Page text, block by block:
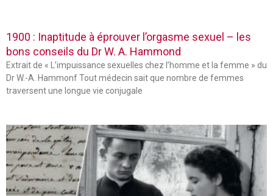
1900 : Inaptitude à éprouver l’orgasme sexuel – les
bons conseils du Dr W. A. Hammond
Extrait de « L’impuissance sexuelles chez l’homme et la femme » du
Dr W.-A. Hammonf Tout médecin sait que nombre de femmes
traversent une longue vie conjugale